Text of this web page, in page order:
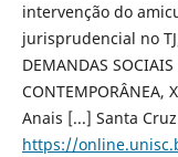
intervenção do
jurisprudencial no
DEMANDAS
CONTEMPORÂNEA,
Anais [...] Santa
https://